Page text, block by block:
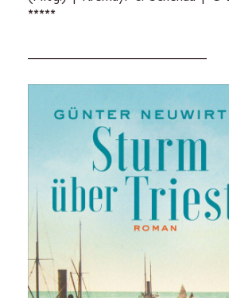
*****
_________________________